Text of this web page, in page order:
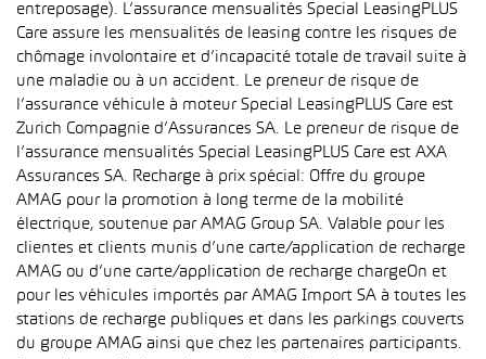
entreposage). L’assurance mensualités Special LeasingPLUS
Care assure les mensualités de leasing contre les risques de
chômage involontaire et d’incapacité totale de travail suite à
une maladie ou à un accident. Le preneur de risque de
l’assurance véhicule à moteur Special LeasingPLUS Care est
Zurich Compagnie d’Assurances SA. Le preneur de risque de
l’assurance mensualités Special LeasingPLUS Care est AXA
Assurances SA. Recharge à prix spécial: Offre du groupe
AMAG pour la promotion à long terme de la mobilité
électrique, soutenue par AMAG Group SA. Valable pour les
clientes et clients munis d’une carte/application de recharge
AMAG ou d’une carte/application de recharge chargeOn et
pour les véhicules importés par AMAG Import SA à toutes les
stations de recharge publiques et dans les parkings couverts
du groupe AMAG ainsi que chez les partenaires participants.